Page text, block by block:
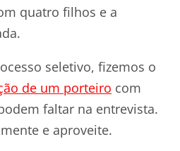
quatro filhos e a
seletivo, fizemos o
de um porteiro com
faltar na entrevista.
e aproveite.